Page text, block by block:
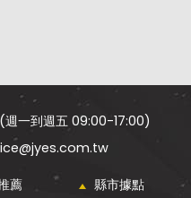
一到週五 09:00-17:00)
薦 縣市據點